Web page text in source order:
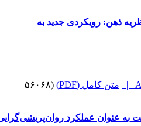
ذهن: رویکردی جدید به
متن کامل (PDF)
(۵۶۰۶۸
عنوان عملکرد روان‌پریشی‌گرایی